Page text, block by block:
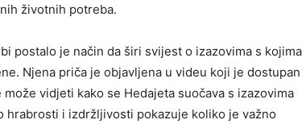
životnih potreba.
postalo je način da širi svijest o izazovima s kojima
Njena priča je objavljena u videu koji je dostupan
vidjeti kako se Hedajeta suočava s izazovima
hrabrosti i izdržljivosti pokazuje koliko je važno